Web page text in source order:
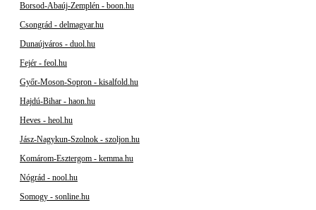
Borsod-Abaúj-Zemplén - boon.hu
Csongrád - delmagyar.hu
Dunaújváros - duol.hu
Fejér - feol.hu
Győr-Moson-Sopron - kisalfold.hu
Hajdú-Bihar - haon.hu
Heves - heol.hu
Jász-Nagykun-Szolnok - szoljon.hu
Komárom-Esztergom - kemma.hu
Nógrád - nool.hu
Somogy - sonline.hu